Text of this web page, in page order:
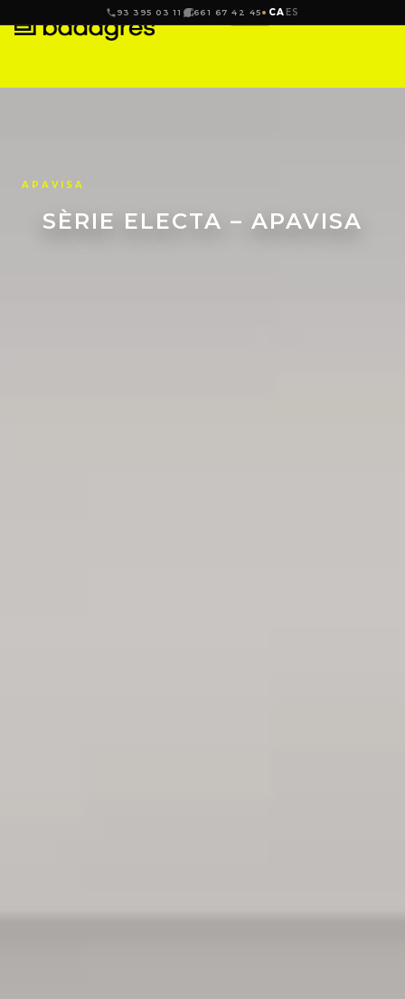
93 395 03 11 661 67 42 45 CA ES
SÈRIE ELECTA – APAVISA
APAVISA